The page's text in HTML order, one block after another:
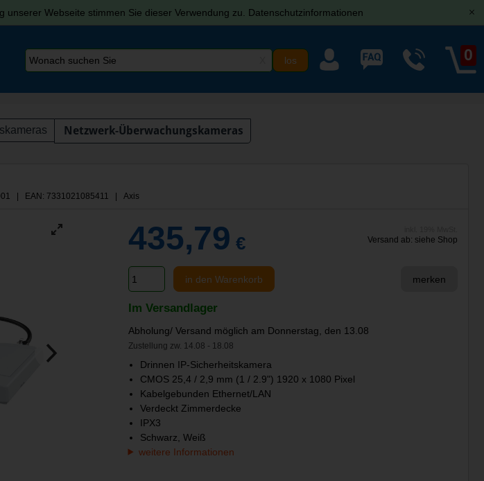
Webseite stimmen Sie dieser Verwendung zu. Datenschutzinformationen [x]
0
Netzwerk-Überwachungskameras
| EAN: 7331021085411 | Axis
435,79 € Versand ab: siehe Shop
in den Warenkorb merken
Im Versandlager
Abholung/ Versand möglich am Donnerstag, den 13.08
Zustellung zw. 14.08 - 18.08
Drinnen IP-Sicherheitskamera
CMOS 25,4 / 2,9 mm (1 / 2.9") 1920 x 1080 Pixel
Kabelgebunden Ethernet/LAN
Verdeckt Zimmerdecke
IPX3
Schwarz, Weiß
weitere Informationen